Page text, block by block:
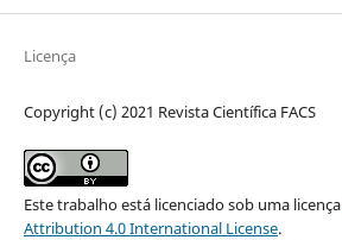
Licença
Copyright (c) 2021 Revista Científica FACS
Este trabalho está licenciado sob uma licença
Attribution 4.0 International License.